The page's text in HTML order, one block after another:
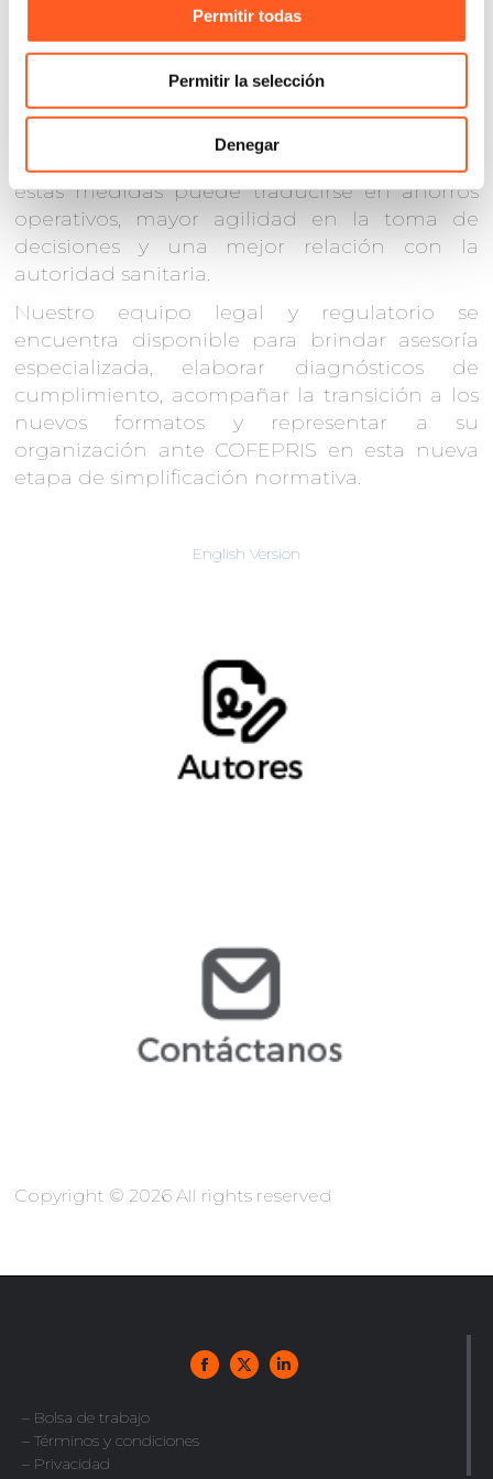
Permitir todas
Permitir la selección
Denegar
representa una oportunidad estratégica para
que las organizaciones del sector
revisen sus procedimientos internos,
actualicen sus formatos y capaciten a su
personal responsable de la gestión
regulatoria. La correcta implementación de
estas medidas puede traducirse en ahorros
operativos, mayor agilidad en la toma de
decisiones y una mejor relación con la
autoridad sanitaria.
Nuestro equipo legal y regulatorio se
encuentra disponible para brindar asesoría
especializada, elaborar diagnósticos de
cumplimiento, acompañar la transición a los
nuevos formatos y representar a su
organización ante COFEPRIS en esta nueva
etapa de simplificación normativa.
English Version
Verónica Siten, Consultor de Protección de
Datos
regulatorio@arochilindner.com
Copyright © 2026 All rights reserved
– Bolsa de trabajo
– Términos y condiciones
– Privacidad